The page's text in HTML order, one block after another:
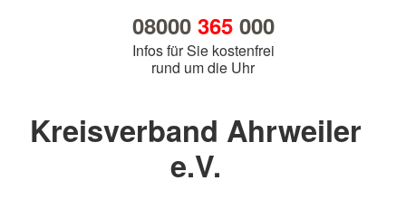
08000 365000
Infos für Sie kostenfrei
rund um die Uhr
Kreisverband Ahrweiler
e.V.